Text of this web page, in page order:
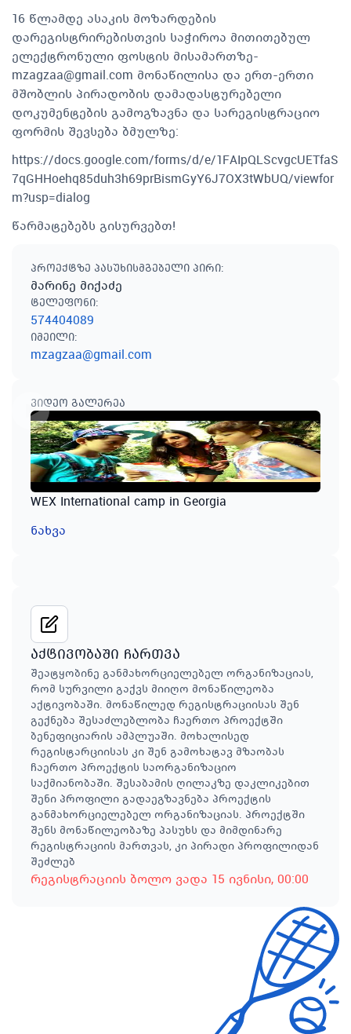
16 წლამდე ასაკის მოზარდების
დარეგისტრირებისთვის საჭიროა მითითებულ
ელექტრონული ფოსტის მისამართზე-
mzagzaa@gmail.com მონაწილისა და ერთ-ერთი
მშობლის პირადობის დამადასტურებელი
დოკუმენტების გამოგზავნა და სარეგისტრაციო
ფორმის შევსება ბმულზე:
https://docs.google.com/forms/d/e/1FAIpQLScvgcUETfaS
7qGHHoehq85duh3h69prBismGyY6J7OX3tWbUQ/viewfor
m?usp=dialog
წარმატებებს გისურვებთ!
პროექტზე პასუხისმგებელი პირი:
მარინე მიქაძე
ტელეფონი:
574404089
იმეილი:
mzagzaa@gmail.com
ვიდეო გალერეა
WEX International camp in Georgia
ნახვა
აქტივობაში ჩართვა
შეატყობინე განმახორციელებელ ორგანიზაციას,
რომ სურვილი გაქვს მიიღო მონაწილეობა
აქტივობაში. მონაწილედ რეგისტრაციისას შენ
გექნება შესაძლებლობა ჩაერთო პროექტში
ბენეფიციარის ამპლუაში. მოხალისედ
რეგისტარციისას კი შენ გამოხატავ მზაობას
ჩაერთო პროექტის საორგანიზაციო
საქმიანობაში. შესაბამის ღილაკზე დაკლიკებით
შენი პროფილი გადაეგზავნება პროექტის
განმახორციელებელ ორგანიზაციას. პროექტში
შენს მონაწილეობაზე პასუხს და მიმდინარე
რეგისტრაციის მართვას, კი პირადი პროფილიდან
შეძლებ
რეგისტრაციის ბოლო ვადა 15 ივნისი, 00:00